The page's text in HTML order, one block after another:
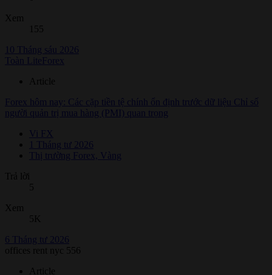
Xem
155
10 Tháng sáu 2026
Toàn LiteForex
Article
Forex hôm nay: Các cặp tiền tệ chính ổn định trước dữ liệu Chỉ số
người quản trị mua hàng (PMI) quan trọng
Vi FX
1 Tháng tư 2026
Thị trường Forex, Vàng
Trả lời
5
Xem
5K
6 Tháng tư 2026
offices rent nyc 556
Article